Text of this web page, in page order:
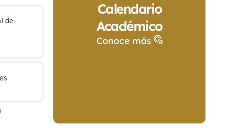
de
Calendario
Académico
Conoce más